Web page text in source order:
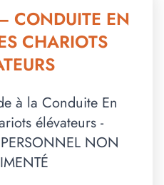
CONDUITE EN
CHARIOTS
à la Conduite En
élévateurs -
NON